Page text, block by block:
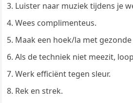
Luister naar muziek tijdens je
Wees complimenteus.
Maak een hoek/la met gezonde
Als de techniek niet meezit,
Werk efficiënt tegen sleur.
Rek en strek.